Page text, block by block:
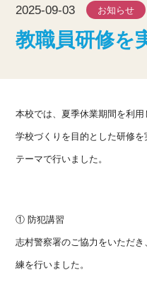
2025-09-03 お知らせ
教職員研修を
本校では、夏季休業期間を利用
学校づくりを目的とした研修を
テーマで行いました。
① 防犯講習
志村警察署のご協力をいただき
練を行いました。